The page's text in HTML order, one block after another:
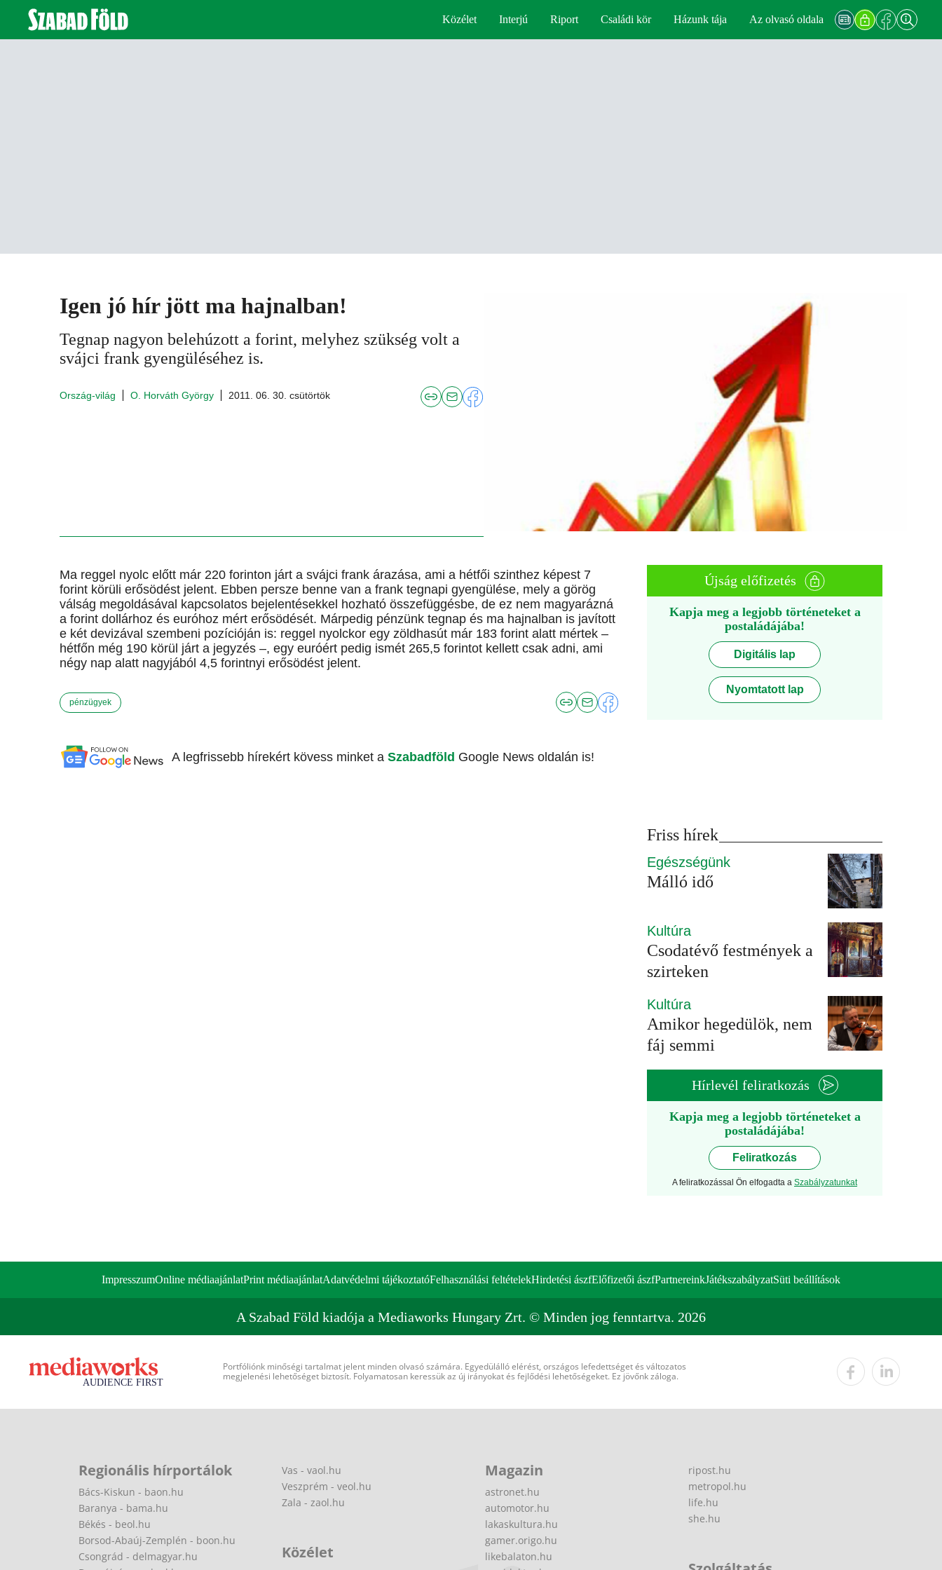
Közélet Interjú Riport Családi kör Házunk tája Az olvasó oldala
Igen jó hír jött ma hajnalban!
Tegnap nagyon belehúzott a forint, melyhez szükség volt a
svájci frank gyengüléséhez is.
Ország-világ O. Horváth György 2011. 06. 30. csütörtök
Ma reggel nyolc előtt már 220 forinton járt a svájci frank árazása, ami a hétfői szinthez képest 7
forint körüli erősödést jelent. Ebben persze benne van a frank tegnapi gyengülése, mely a görög
válság megoldásával kapcsolatos bejelentésekkel hozható összefüggésbe, de ez nem magyarázná
a forint dollárhoz és euróhoz mért erősödését. Márpedig pénzünk tegnap és ma hajnalban is javított
e két devizával szembeni pozícióján is: reggel nyolckor egy zöldhasút már 183 forint alatt mértek –
hétfőn még 190 körül járt a jegyzés –, egy euróért pedig ismét 265,5 forintot kellett csak adni, ami
négy nap alatt nagyjából 4,5 forintnyi erősödést jelent.
pénzügyek
A legfrissebb hírekért kövess minket a Szabadföld Google News oldalán is!
Újság előfizetés
Kapja meg a legjobb történeteket a
postaládájába!
Digitális lap
Nyomtatott lap
Friss hírek
Egészségünk
Málló idő
Kultúra
Csodatévő festmények a
szirteken
Kultúra
Amikor hegedülök, nem
fáj semmi
Hírlevél feliratkozás
Kapja meg a legjobb történeteket a
postaládájába!
Feliratkozás
A feliratkozással Ön elfogadta a Szabályzatunkat
ImpresszumOnline médiaajánlatPrint médiaajánlatAdatvédelmi tájékoztatóFelhasználási feltételekHirdetési ászfElőfizetői ászfPartnereinkJátékszabályzatSüti beállítások
A Szabad Föld kiadója a Mediaworks Hungary Zrt. © Minden jog fenntartva. 2026
Portfóliónk minőségi tartalmat jelent minden olvasó számára. Egyedülálló elérést, országos lefedettséget és változatos
megjelenési lehetőséget biztosít. Folyamatosan keressük az új irányokat és fejlődési lehetőségeket. Ez jövőnk záloga.
Regionális hírportálok
Bács-Kiskun - baon.hu
Baranya - bama.hu
Békés - beol.hu
Borsod-Abaúj-Zemplén - boon.hu
Csongrád - delmagyar.hu
Vas - vaol.hu
Veszprém - veol.hu
Zala - zaol.hu
Közélet
Magazin
astronet.hu
automotor.hu
lakaskultura.hu
gamer.origo.hu
likebalaton.hu
ripost.hu
metropol.hu
life.hu
she.hu